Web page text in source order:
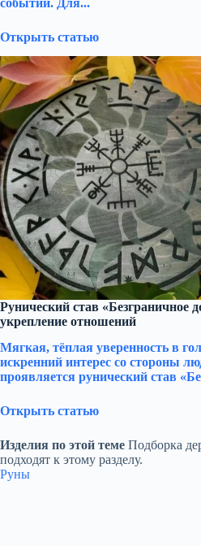
Открыть статью
Рунический став «Безграничное
укрепление отношений
Мягкая, тёплая уверенность в
искренний интерес со стороны
проявляется рунический став
Открыть статью
Изделия по этой теме Подборка
подходят к этому разделу.
Руны